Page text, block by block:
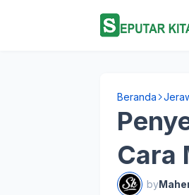
Beranda
Cara
by